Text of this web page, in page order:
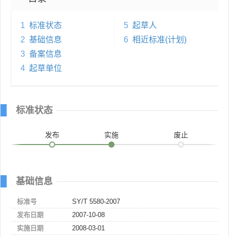
1 标准状态
2 基础信息
3 备案信息
4 起草单位
5 起草人
6 相近标准(计划)
标准状态
发布 实施 废止
基础信息
标准号
SY/T 5580-2007
发布日期
2007-10-08
实施日期
2008-03-01